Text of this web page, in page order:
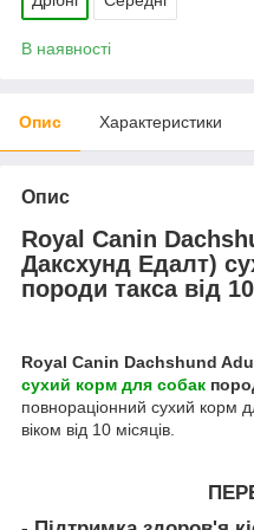
В наявності
Опис Характеристики
Опис
Royal Canin
Даксхунд Едалт)
породи такса від
Royal Canin Dachshund
сухий корм для собак
повнораціонний сухий корм
віком від 10 місяців.